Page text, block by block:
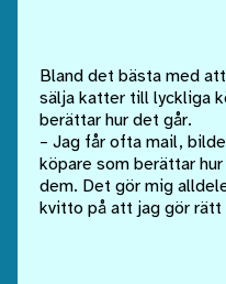
Bland det bästa med
sälja katter till lyckliga
berättar hur det går.
– Jag får ofta mail,
köpare som berättar
dem. Det gör mig
kvitto på att jag gör rätt